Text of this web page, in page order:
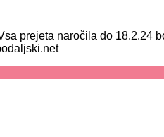
prejeta naročila do 18.2.24